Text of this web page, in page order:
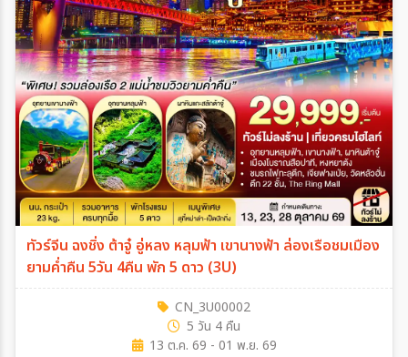
ทัวร์จีน ฉงชิ่ง ต้าจู๋ อู่หลง หลุมฟ้า เขานางฟ้า ล่องเรือชมเมือง
ยามค่ำคืน 5วัน 4คืน พัก 5 ดาว (3U)
CN_3U00002
5 วัน 4 คืน
13 ต.ค. 69 - 01 พ.ย. 69